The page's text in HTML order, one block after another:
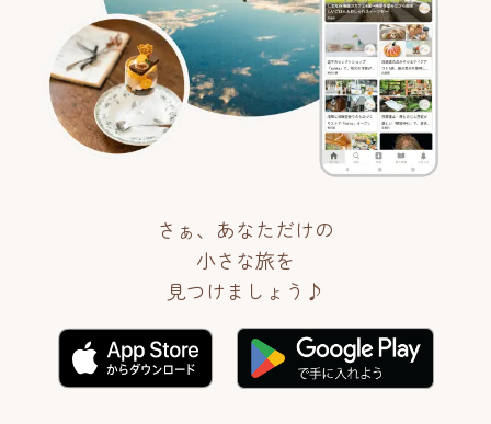
さぁ、あなただけの
小さな旅を
見つけましょう♪